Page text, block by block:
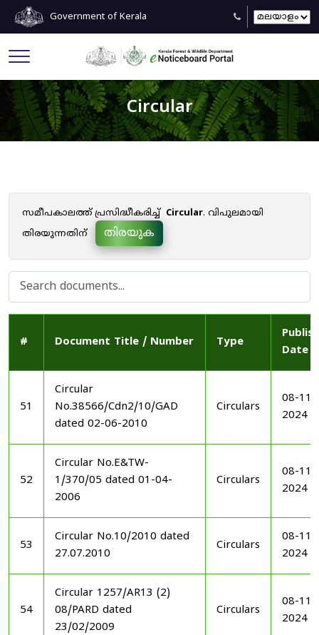
Government of Kerala
Circular
സമീപകാലത്ത് പ്രസിദ്ധീകരിച്ച് Circular. വിപുലമായി
തിരയുന്നതിന്
തിരയുക
# Document Title / Number Type
Date
51
Circular
No.38566/Cdn2/10/GAD
dated 02-06-2010
Circulars
08-11-
2024
52
Circular No.E&TW-
1/370/05 dated 01-04-
2006
Circulars
08-11-
2024
53
Circular No.10/2010 dated
27.07.2010
Circulars
08-11-
2024
54
Circular 1257/AR13 (2)
08/PARD dated
23/02/2009
Circulars
08-11-
2024